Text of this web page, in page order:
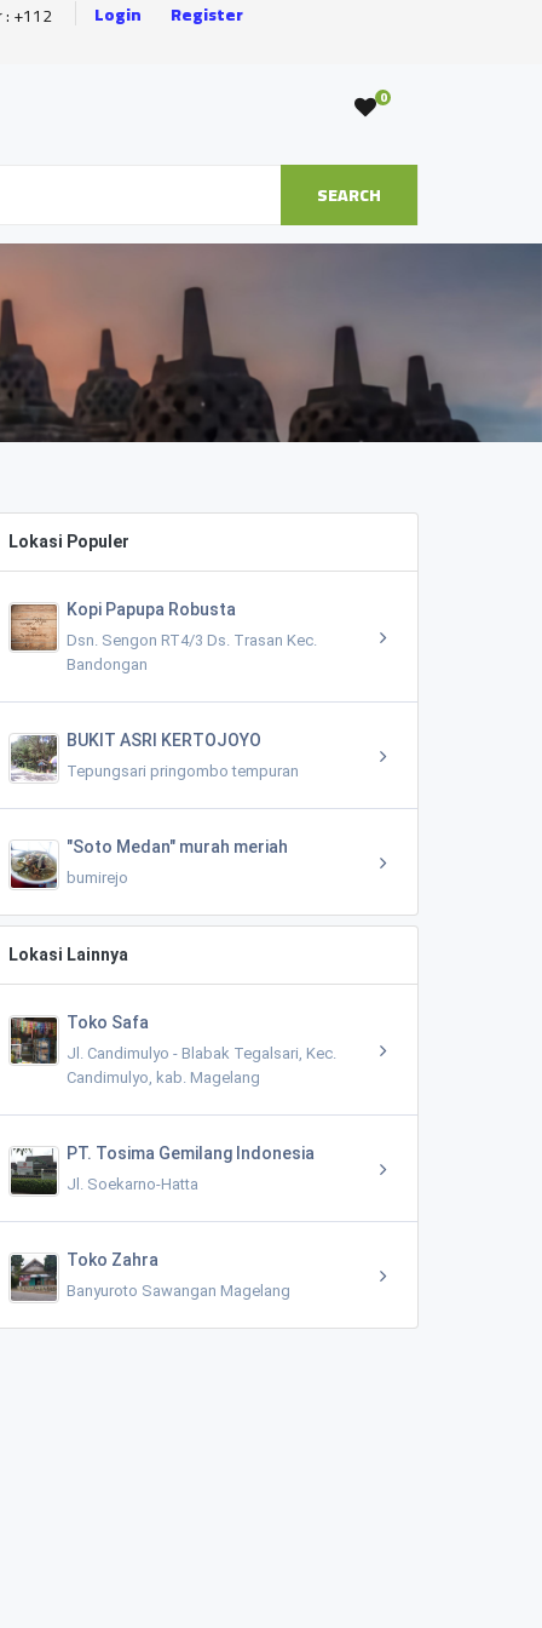
: +112 Login Register
0
SEARCH
Lokasi Populer
Kopi Papupa Robusta
Dsn. Sengon RT4/3 Ds. Trasan Kec.
Bandongan
BUKIT ASRI KERTOJOYO
Tepungsari pringombo tempuran
"Soto Medan" murah meriah
bumirejo
Lokasi Lainnya
Toko Safa
Jl. Candimulyo - Blabak Tegalsari, Kec.
Candimulyo, kab. Magelang
PT. Tosima Gemilang Indonesia
Jl. Soekarno-Hatta
Toko Zahra
Banyuroto Sawangan Magelang